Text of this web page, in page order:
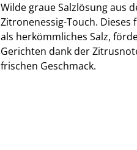
Wilde graue Salzlösung aus
Zitronenessig-Touch.
als herkömmliches Salz,
Gerichten dank der
frischen Geschmack.